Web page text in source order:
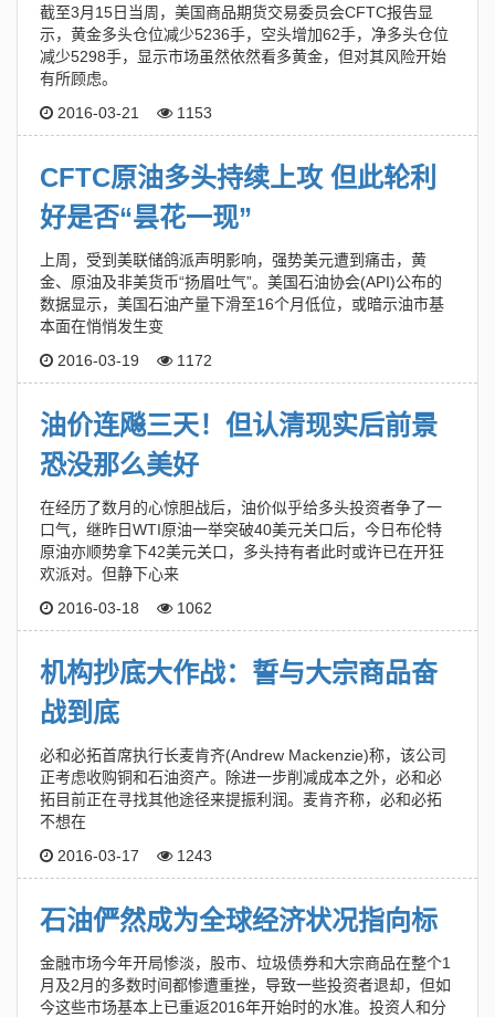
截至3月15日当周，美国商品期货交易委员会CFTC报告显
示，黄金多头仓位减少5236手，空头增加62手，净多头仓位
减少5298手，显示市场虽然依然看多黄金，但对其风险开始
有所顾虑。
2016-03-21
1153
CFTC原油多头持续上攻 但此轮利
好是否“昙花一现”
上周，受到美联储鸽派声明影响，强势美元遭到痛击，黄
金、原油及非美货币“扬眉吐气”。美国石油协会(API)公布的
数据显示，美国石油产量下滑至16个月低位，或暗示油市基
本面在悄悄发生变
2016-03-19
1172
油价连飚三天！但认清现实后前景
恐没那么美好
在经历了数月的心惊胆战后，油价似乎给多头投资者争了一
口气，继昨日WTI原油一举突破40美元关口后，今日布伦特
原油亦顺势拿下42美元关口，多头持有者此时或许已在开狂
欢派对。但静下心来
2016-03-18
1062
机构抄底大作战：誓与大宗商品奋
战到底
必和必拓首席执行长麦肯齐(Andrew Mackenzie)称，该公司
正考虑收购铜和石油资产。除进一步削减成本之外，必和必
拓目前正在寻找其他途径来提振利润。麦肯齐称，必和必拓
不想在
2016-03-17
1243
石油俨然成为全球经济状况指向标
金融市场今年开局惨淡，股市、垃圾债券和大宗商品在整个1
月及2月的多数时间都惨遭重挫，导致一些投资者退却，但如
今这些市场基本上已重返2016年开始时的水准。投资人和分